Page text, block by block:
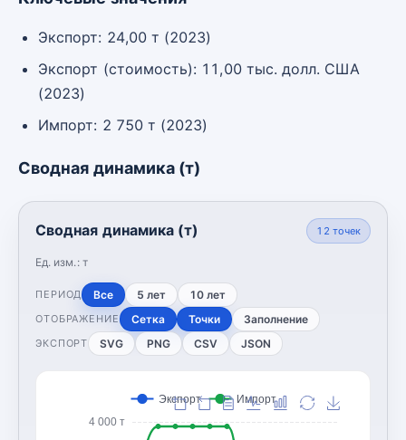
Экспорт: 24,00 т (2023)
Экспорт (стоимость): 11,00 тыс. долл. США
(2023)
Импорт: 2 750 т (2023)
Сводная динамика (т)
Сводная динамика (т)
Ед. изм.: т
12 точек
ПЕРИОД Все 5 лет 10 лет
ОТОБРАЖЕНИЕ Сетка Точки Заполнение
ЭКСПОРТ SVG PNG CSV JSON
4 000 т
Экспорт Импорт